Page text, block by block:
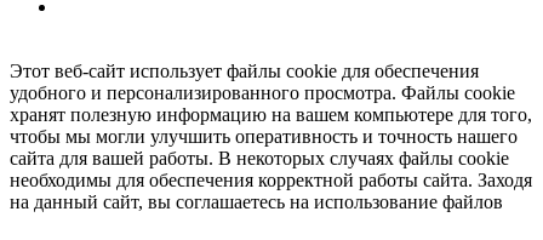
Этот веб-сайт использует файлы cookie для обеспечения
удобного и персонализированного просмотра. Файлы cookie
хранят полезную информацию на вашем компьютере для того,
чтобы мы могли улучшить оперативность и точность нашего
сайта для вашей работы. В некоторых случаях файлы cookie
необходимы для обеспечения корректной работы сайта. Заходя
на данный сайт, вы соглашаетесь на использование файлов